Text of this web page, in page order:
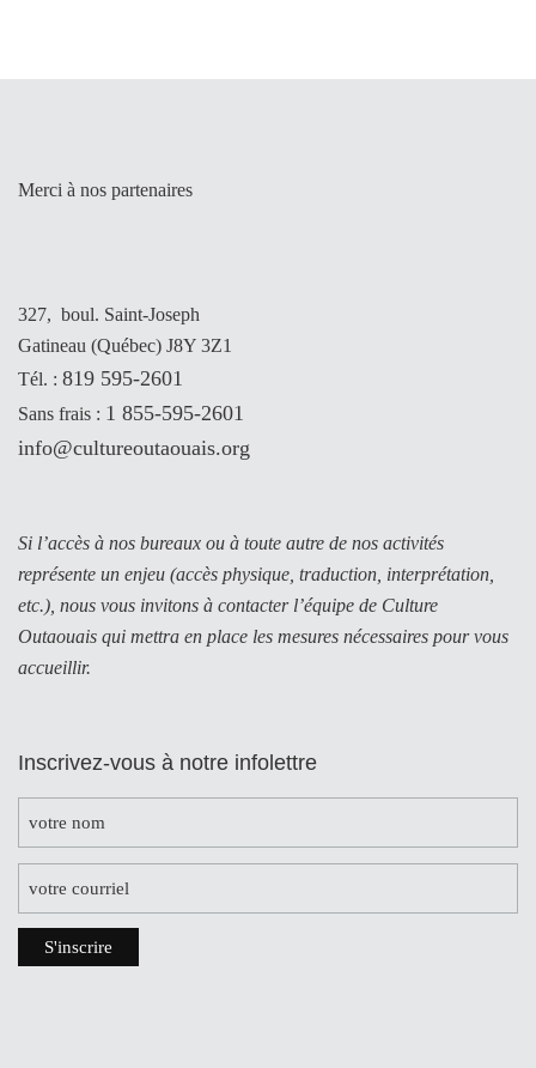
Merci à nos partenaires
327, boul. Saint-Joseph
Gatineau (Québec) J8Y 3Z1
Tél. : 819 595-2601
Sans frais : 1 855-595-2601
info@cultureoutaouais.org
Si l’accès à nos bureaux ou à toute autre de nos activités
représente un enjeu (accès physique, traduction, interprétation,
etc.), nous vous invitons à contacter l’équipe de Culture
Outaouais qui mettra en place les mesures nécessaires pour vous
accueillir.
Inscrivez-vous à notre infolettre